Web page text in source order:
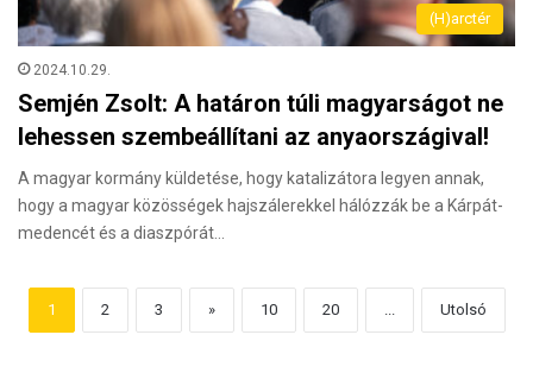
(H)arctér
2024.10.29.
Semjén Zsolt: A határon túli magyarságot ne
lehessen szembeállítani az anyaországival!
A magyar kormány küldetése, hogy katalizátora legyen annak,
hogy a magyar közösségek hajszálerekkel hálózzák be a Kárpát-
medencét és a diaszpórát…
1 2 3 » 10 20 Utolsó